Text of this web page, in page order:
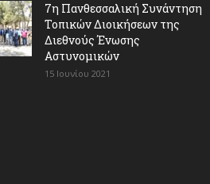
7η Πανθεσσαλική Συνάντηση
Τοπικών Διοικήσεων της
Διεθνούς Ένωσης
Αστυνομικών
15 Ιουνίου 2021